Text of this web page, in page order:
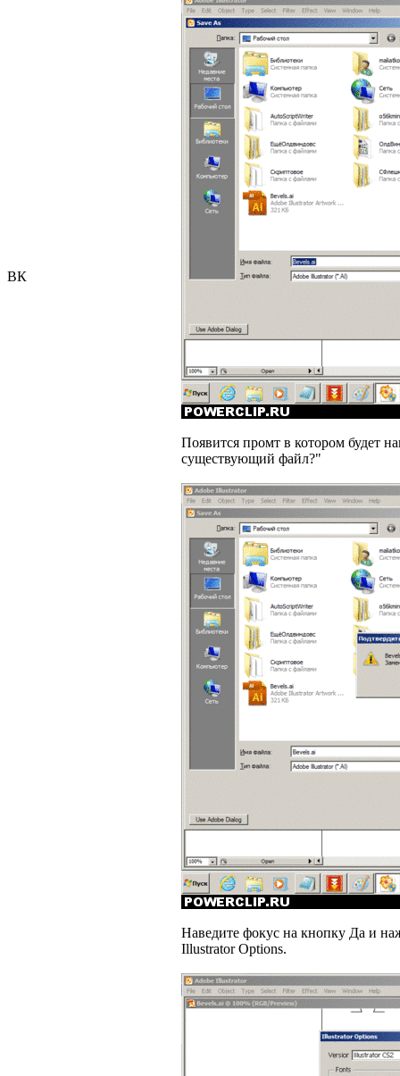
ВК
Появится промт в котором будет
существующий файл?"
Наведите фокус на кнопку Да и
Illustrator Options.